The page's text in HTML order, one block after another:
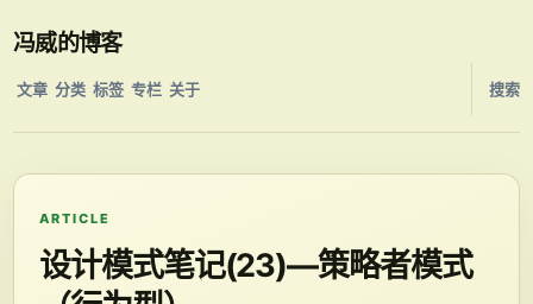
冯威的博客
文章 分类 标签 专栏 关于 搜索
ARTICLE
设计模式笔记(23)—策略者模式